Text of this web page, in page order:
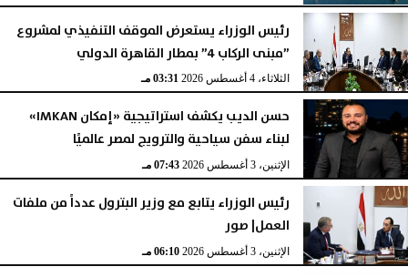
رئيس الوزراء يستعرض الموقف التنفيذي لمشروع
”مبنى الركاب 4” بمطار القاهرة الدولي
الثلاثاء، 4 أغسطس 2026 03:31 مـ
حسن الديب يكشف استراتيجية «إمكان IMKAN»
لبناء سفن سياحية والترويج لمصر عالميًا
الإثنين، 3 أغسطس 2026 07:43 مـ
رئيس الوزراء يتابع مع وزير البترول عدداً من ملفات
العمل| صور
الإثنين، 3 أغسطس 2026 06:10 مـ